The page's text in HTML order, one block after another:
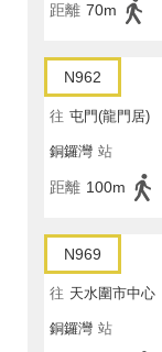
距離 70m
N962
往 屯門(龍門居)
銅鑼灣 站
距離 100m
N969
往 天水圍市中心
銅鑼灣 站